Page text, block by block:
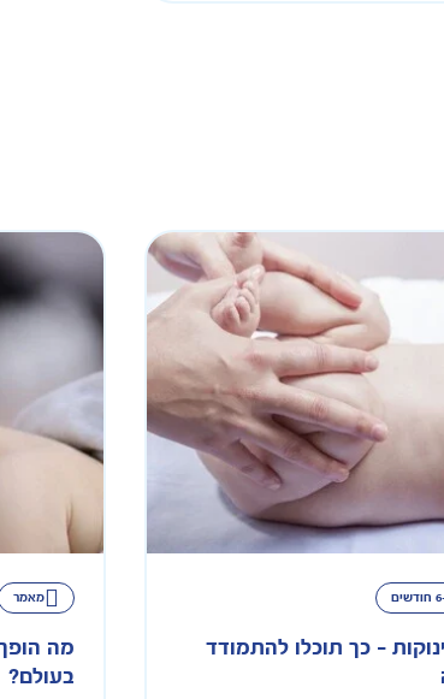
- כך תוכלו להתמודד
מאמר
מה
בעולם?